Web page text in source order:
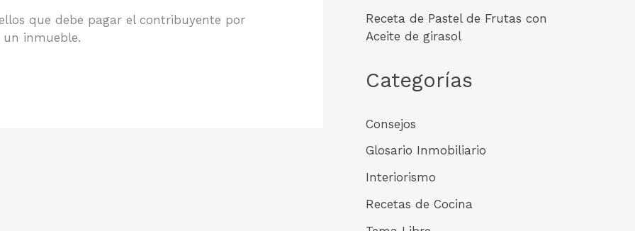
que debe pagar el contribuyente por
inmueble.
Receta de Pastel de Frutas con
Aceite de girasol
Categorías
Consejos
Glosario Inmobiliario
Interiorismo
Recetas de Cocina